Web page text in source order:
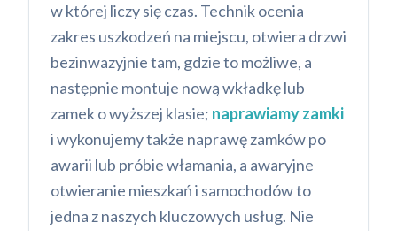
w której liczy się czas. Technik ocenia
zakres uszkodzeń na miejscu, otwiera drzwi
bezinwazyjnie tam, gdzie to możliwe, a
następnie montuje nową wkładkę lub
zamek o wyższej klasie; naprawiamy zamki
i wykonujemy także naprawę zamków po
awarii lub próbie włamania, a awaryjne
otwieranie mieszkań i samochodów to
jedna z naszych kluczowych usług. Nie